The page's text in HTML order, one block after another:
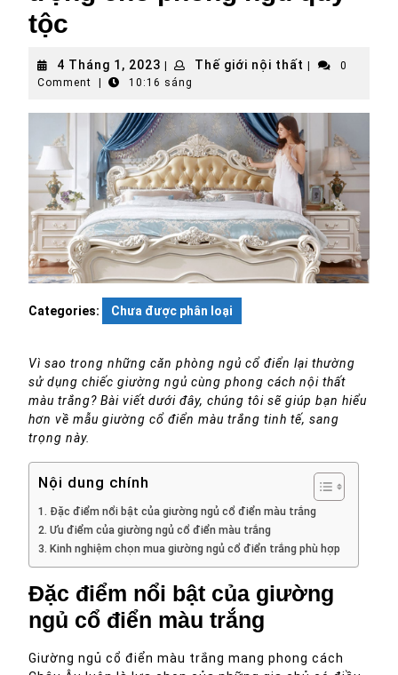
tộc
4 Tháng 1, 2023 4
Tháng
2023
Thế giới nội thất Thế
0
Comment
10:16 sáng
Categories: Chưa được phân loại
Vì sao trong những căn phòng ngủ cổ điển lại thường
sử dụng chiếc giường ngủ cùng phong cách nội thất
màu trắng? Bài viết dưới đây, chúng tôi sẽ giúp bạn hiểu
hơn về mẫu giường cổ điển màu trắng tinh tế, sang
trọng này.
Nội dung chính
Đặc điểm nổi bật của giường ngủ cổ điển màu trắng
Ưu điểm của giường ngủ cổ điển màu trắng
Kinh nghiệm chọn mua giường ngủ cổ điển trắng phù hợp
Đặc điểm nổi bật của giường
ngủ cổ điển màu trắng
Giường ngủ cổ điển màu trắng mang phong cách